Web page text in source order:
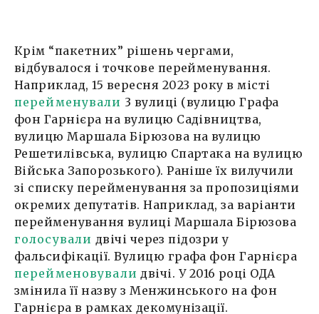
Крім “пакетних” рішень чергами,
відбувалося і точкове перейменування.
Наприклад, 15 вересня 2023 року в місті
перейменували 3 вулиці (вулицю Графа
фон Гарнієра на вулицю Садівництва,
вулицю Маршала Бірюзова на вулицю
Решетилівська, вулицю Спартака на вулицю
Війська Запорозького). Раніше їх вилучили
зі списку перейменування за пропозиціями
окремих депутатів. Наприклад, за варіанти
перейменування вулиці Маршала Бірюзова
голосували двічі через підозри у
фальсифікації. Вулицю графа фон Гарнієра
перейменовували двічі. У 2016 році ОДА
змінила її назву з Менжинського на фон
Гарнієра в рамках декомунізації.